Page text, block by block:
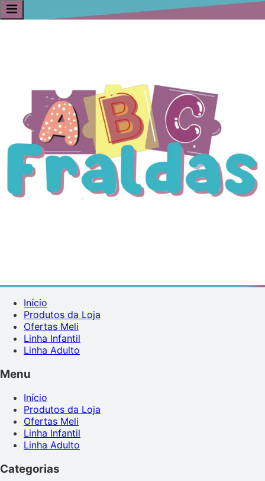
Início
Produtos da Loja
Ofertas Meli
Linha Infantil
Linha Adulto
Menu
Início
Produtos da Loja
Ofertas Meli
Linha Infantil
Linha Adulto
Categorias